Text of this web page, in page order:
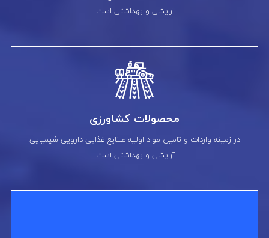
آرایشی و بهداشتی است.
محصولات کشاورزی
در زمینه واردات و تامین مواد اولیه صنایع غذایی دارویی شیمیایی
آرایشی و بهداشتی است.